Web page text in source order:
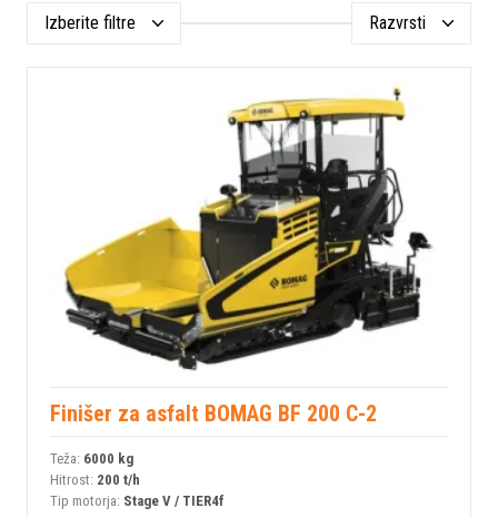
Izberite filtre Razvrsti
Finišer za asfalt BOMAG BF 200 C-2
Teža: 6000 kg
Hitrost: 200 t/h
Tip motorja: Stage V / TIER4f